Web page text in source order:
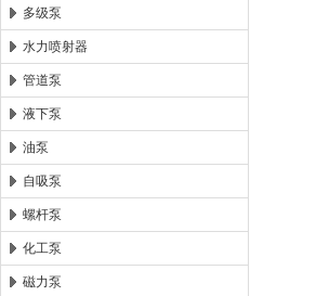
多级泵
水力喷射器
管道泵
液下泵
油泵
自吸泵
螺杆泵
化工泵
磁力泵